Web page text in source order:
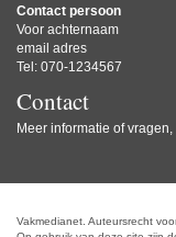
Contact persoon
Voor achternaam
email adres
Tel: 070-1234567
Contact
Meer informatie of vragen,
Vakmedianet. Auteursrecht